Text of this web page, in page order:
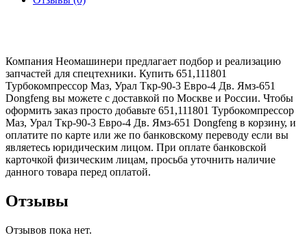
Компания Неомашинери предлагает подбор и реализацию
запчастей для спецтехники. Купить 651,111801
Турбокомпрессор Маз, Урал Ткр-90-3 Евро-4 Дв. Ямз-651
Dongfeng вы можете с доставкой по Москве и России. Чтобы
оформить заказ просто добавьте 651,111801 Турбокомпрессор
Маз, Урал Ткр-90-3 Евро-4 Дв. Ямз-651 Dongfeng в корзину, и
оплатите по карте или же по банковскому переводу если вы
являетесь юридическим лицом. При оплате банковской
карточкой физическим лицам, просьба уточнить наличие
данного товара перед оплатой.
Отзывы
Отзывов пока нет.